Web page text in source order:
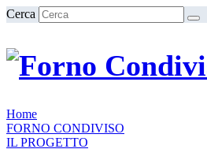
Cerca
Home
FORNO CONDIVISO
IL PROGETTO